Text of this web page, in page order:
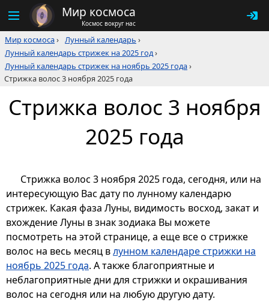
Мир космоса
Космос вокруг нас
Мир космоса› Лунный календарь ›
Лунный календарь стрижек на 2025 год›
Лунный календарь стрижек на ноябрь 2025 года›
Стрижка волос 3 ноября 2025 года
Стрижка волос 3 ноября
2025 года
Стрижка волос 3 ноября 2025 года, сегодня, или на
интересующую Вас дату по лунному календарю
стрижек. Какая фаза Луны, видимость восход, закат и
вхождение Луны в знак зодиака Вы можете
посмотреть на этой странице, а еще все о стрижке
волос на весь месяц влунном календаре стрижки на
ноябрь 2025 года. А также благоприятные и
неблагоприятные дни для стрижки и окрашивания
волос на сегодня или на любую другую дату.